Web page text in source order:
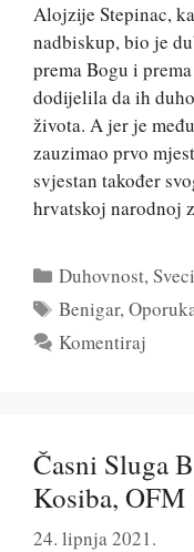
Alojzije Stepinac,
nadbiskup, bio je
prema Bogu i
dodijelila da ih
života. A jer je
zauzimao prvo
svjestan također
hrvatskoj narodnoj
Kategorije
Duhovnost,Sveci
Oznake
Benigar,
Komentiraj
Časni Sluga
Kosiba, OFM
24. lipnja 2021.